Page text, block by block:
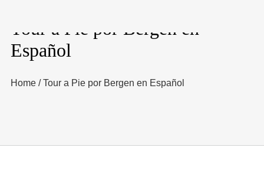
Tour a Pie por Bergen en
Español
Home/Tour a Pie por Bergen en Español